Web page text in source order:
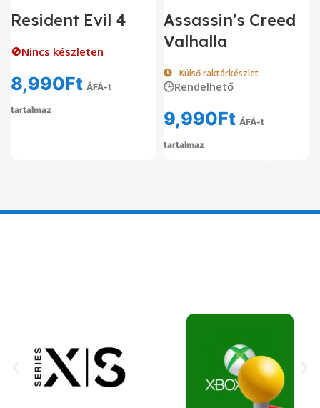
Resident Evil 4
🚫Nincs készleten
8,990Ft ÁFÁ-t
tartalmaz
Assassin’s Creed
Valhalla
Külső raktárkészlet
🕒Rendelhető
9,990Ft ÁFÁ-t
tartalmaz